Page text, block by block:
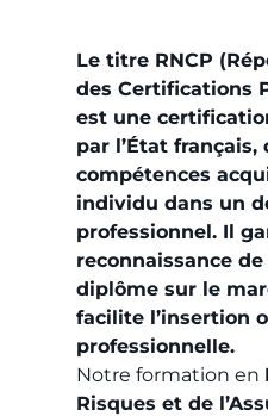
Le titre RNCP
des Certifications
est une
par l’État
compétences
individu dans un
professionnel. Il
reconnaissance
diplôme sur le
facilite l’insertion
professionnelle.
Notre formation en
Risques et de